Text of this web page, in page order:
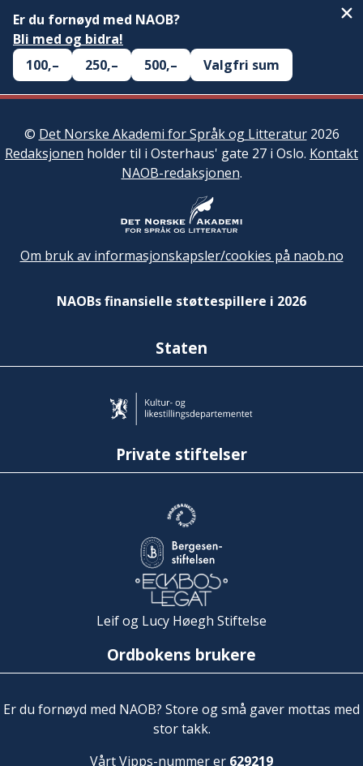
Er du fornøyd med NAOB?
Bli med og bidra!
100,–
250,– 500,– Valgfri sum
© Det Norske Akademi for Språk og Litteratur2026
Redaksjonen holder til i Osterhaus' gate 27 i Oslo. Kontakt
NAOB-redaksjonen.
Om bruk av informasjonskapsler/cookies på naob.no
NAOBs finansielle støttespillere i 2026
Staten
Private stiftelser
Leif og Lucy Høegh Stiftelse
Ordbokens brukere
Er du fornøyd med NAOB? Store og små gaver mottas med
stor takk.
Vårt Vipps-nummer er 629219